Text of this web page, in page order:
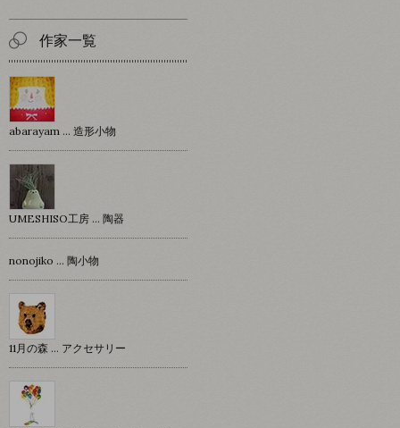
作家一覧
abarayam … 造形小物
UMESHISO工房 … 陶器
nonojiko ... 陶小物
11月の森 … アクセサリー